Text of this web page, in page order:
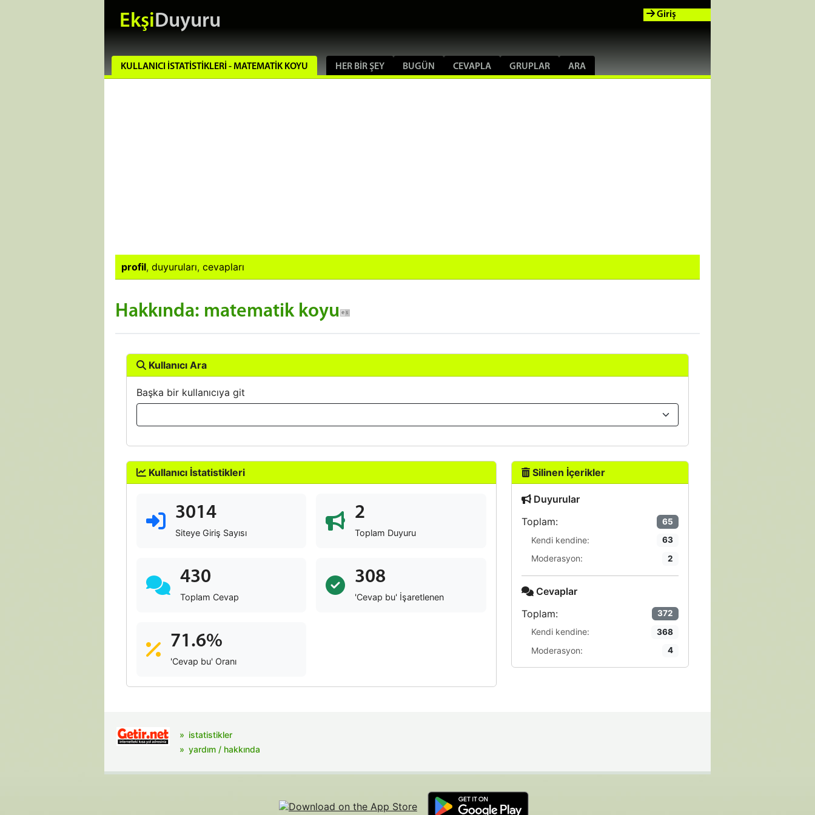
EkşiDuyuru
KULLANICI İSTATISTIKLERI - MATEMATIK KOYU HER BIR ŞEY BUGÜN CEVAPLA GRUPLAR ARA
Giriş
profil, duyuruları, cevapları
Hakkında: matematik koyu
Kullanıcı Ara
Başka bir kullanıcıya git
Kullanıcı İstatistikleri
3014
Siteye Giriş Sayısı
2
Toplam Duyuru
430
Toplam Cevap
308
'Cevap bu' İşaretlenen
71.6%
'Cevap bu' Oranı
Silinen İçerikler
Duyurular
Toplam:
65
Kendi kendine: 63
Moderasyon: 2
Cevaplar
Toplam:
372
Kendi kendine: 368
Moderasyon: 4
istatistikler
yardım / hakkında